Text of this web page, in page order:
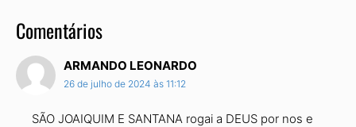
Comentários
ARMANDO LEONARDO
26 de julho de 2024 às 11:12
SÃO JOAIQUIM E SANTANA rogai a DEUS por nos e